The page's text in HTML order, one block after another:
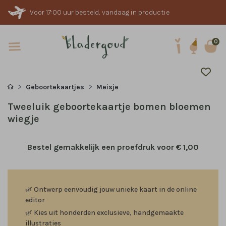
Voor 17:00 uur besteld, vandaag in productie
0
Geboortekaartjes Meisje
Tweeluik geboortekaartje bomen bloemen
wiegje
Bestel gemakkelijk een proefdruk voor € 1,00
🌿 Ontwerp eenvoudig jouw unieke kaart in de online
editor
🌿 Kies uit honderden exclusieve, handgemaakte
illustraties